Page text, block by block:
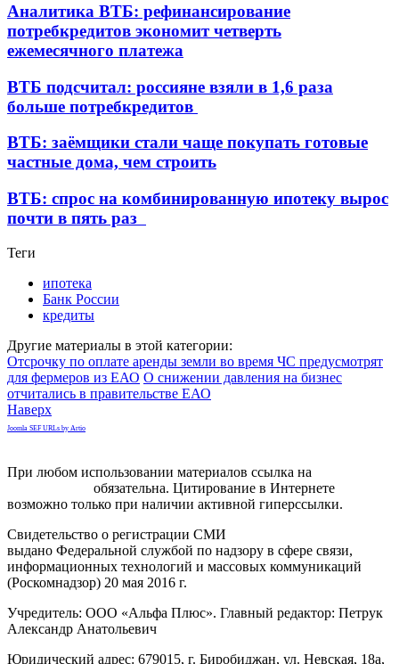
Аналитика ВТБ: рефинансирование
потребкредитов экономит четверть
ежемесячного платежа
ВТБ подсчитал: россияне взяли в 1,6 раза
больше потребкредитов
ВТБ: заёмщики стали чаще покупать готовые
частные дома, чем строить
ВТБ: спрос на комбинированную ипотеку вырос
почти в пять раз
Теги
ипотека
Банк России
кредиты
Другие материалы в этой категории:
Отсрочку по оплате аренды земли во время ЧС предусмотрят
для фермеров из ЕАО О снижении давления на бизнес
отчитались в правительстве ЕАО
Наверх
Joomla SEF URLs by Artio
При любом использовании материалов ссылка на
обязательна. Цитирование в Интернете
возможно только при наличии активной гиперссылки.
Свидетельство о регистрации СМИ
выдано Федеральной службой по надзору в сфере связи,
информационных технологий и массовых коммуникаций
(Роскомнадзор) 20 мая 2016 г.
Учредитель: ООО «Альфа Плюс». Главный редактор: Петрук
Александр Анатольевич
Юридический адрес: 679015, г. Биробиджан, ул. Невская, 18а,